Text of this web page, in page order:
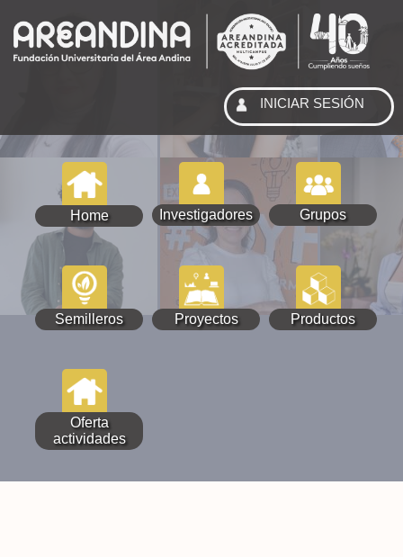
Home Investigadores Grupos
Semilleros Proyectos Productos
Oferta
actividades
INICIAR SESIÓN